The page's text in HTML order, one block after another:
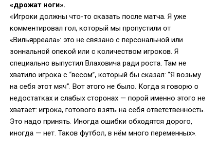
«дрожат ноги».
«Игроки должны что-то сказать после матча. Я уже
комментировал гол, который мы пропустили от
«Вильярреала»: это не связано с персональной или
зоннальной опекой или с количеством игроков. Я
специально выпустил Влаховича ради роста. Там не
хватило игрока с “весом”, который бы сказал: “Я возьму
на себя этот мяч”. Вот этого не было. Когда я говорю о
недостатках и слабых сторонах — порой именно этого не
хватает: игрока, готового взять на себя ответственность.
Это надо принять. Иногда ошибки обходятся дорого,
иногда — нет. Таков футбол, в нём много переменных».